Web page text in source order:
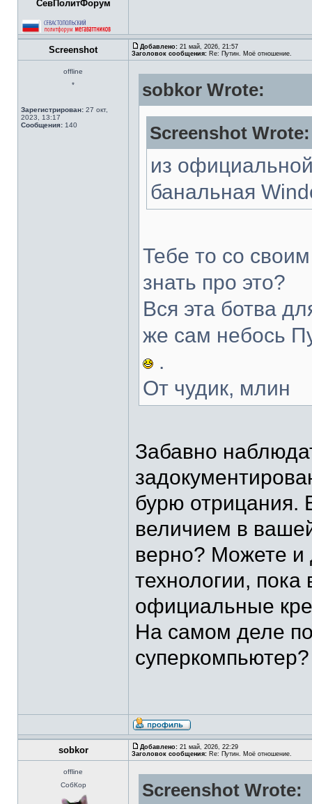
СевПолитФорум
Screenshot Добавлено: 21 май, 2026, 21:57
Заголовок сообщения: Re: Путин. Моё отношение.
offline
*
Зарегистрирован: 27 окт,
2023, 13:17
Сообщения: 140
sobkor Wrote:
Screenshot Wrote:
из
банальная
Тебе то со
знать про это?
Вся эта ботва
же сам небось
.
От чудик, млин
Забавно
бурю отрицания.
величием в
верно? Можете
технологии,
официальные
На самом деле
sobkor Добавлено: 21 май, 2026, 22:29
Заголовок сообщения: Re: Путин. Моё отношение.
offline
СобКор
Screenshot Wrote: